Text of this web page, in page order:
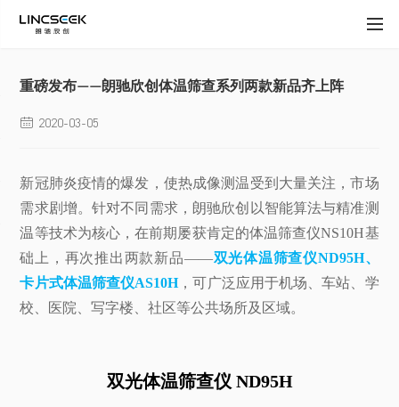
重磅发布——朗驰欣创体温筛查系列两款新品齐上阵
 2020-03-05
新冠肺炎疫情的爆发，使热成像测温受到大量关注，市场
需求剧增。针对不同需求，朗驰欣创以智能算法与精准测
温等技术为核心，在前期屡获肯定的体温筛查仪NS10H基
础上，再次推出两款新品——双光体温筛查仪ND95H、
卡片式体温筛查仪AS10H，可广泛应用于机场、车站、学
校、医院、写字楼、社区等公共场所及区域。
双光体温筛查仪 ND95H